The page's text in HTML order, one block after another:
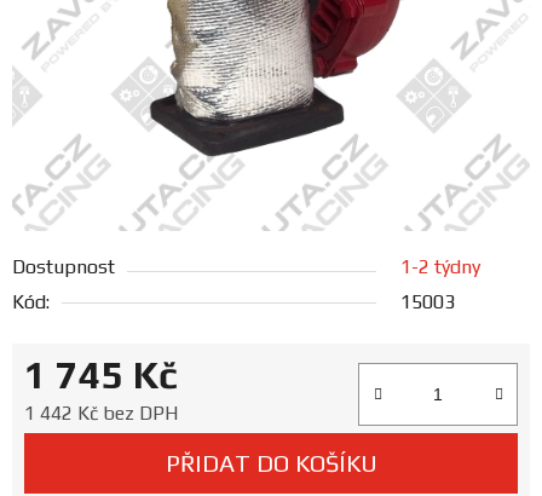
Profil
firmy
Obchodní
podmínky
Doprava
Blog
a
katalogy
Dostupnost
1-2 týdny
Kód:
15003
1 745 Kč
1 442 Kč bez DPH
PŘIDAT DO KOŠÍKU